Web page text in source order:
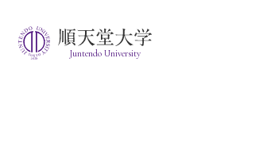
Juntendo University